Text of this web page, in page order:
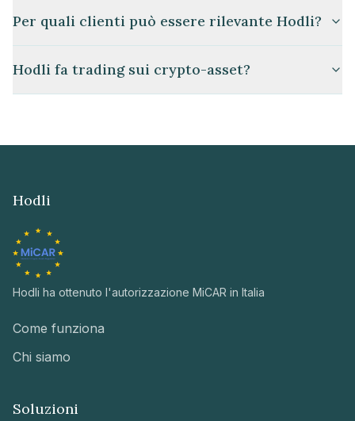
Per quali clienti può essere rilevante Hodli?
Hodli fa trading sui crypto-asset?
Hodli
Hodli ha ottenuto l'autorizzazione MiCAR in Italia
Come funziona
Chi siamo
Soluzioni